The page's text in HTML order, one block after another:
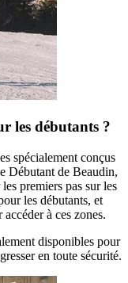
les débutants ?
spécialement conçus
Débutant de Beaudin,
premiers pas sur les
les débutants, et
à ces zones.
disponibles pour
en toute sécurité.